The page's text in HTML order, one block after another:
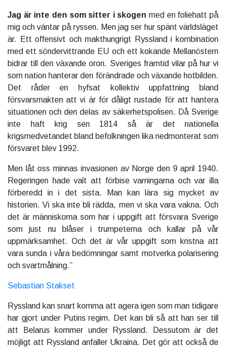
Jag är inte den som sitter i skogen med en foliehatt på
mig och väntar på ryssen. Men jag ser hur spänt världsläget
är. Ett offensivt och makthungrigt Ryssland i kombination
med ett söndervittrande EU och ett kokande Mellanöstern
bidrar till den växande oron. Sveriges framtid vilar på hur vi
som nation hanterar den förändrade och växande hotbilden.
Det råder en hyfsat kollektiv uppfattning bland
försvarsmakten att vi är för dåligt rustade för att hantera
situationen och den delas av säkerhetspolisen. Då Sverige
inte haft krig sen 1814 så är det nationella
krigsmedvetandet bland befolkningen lika nedmonterat som
försvaret blev 1992.
Men låt oss minnas invasionen av Norge den 9 april 1940.
Regeringen hade valt att förbise varningarna och var illa
förberedd in i det sista. Man kan lära sig mycket av
historien. Vi ska inte bli rädda, men vi ska vara vakna. Och
det är människorna som har i uppgift att försvara Sverige
som just nu blåser i trumpeterna och kallar på vår
uppmärksamhet. Och det är vår uppgift som kristna att
vara sunda i våra bedömningar samt motverka polarisering
och svartmålning.”
Sebastian Stakset
Ryssland kan snart komma att agera igen som man tidigare
har gjort under Putins regim. Det kan bli så att han ser till
att Belarus kommer under Ryssland. Dessutom är det
möjligt att Ryssland anfaller Ukraina. Det gör att också de